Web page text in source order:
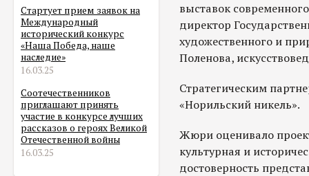
Стартует прием заявок на
Международный
исторический конкурс
«Наша Победа, наше
наследие»
16.03.25
Соотечественников
приглашают принять
участие в конкурсе лучших
рассказов о героях Великой
Отечественной войны
16.03.25
выставок
директор
художественного и
Поленова,
Стратегическим
«Норильский никель».
Жюри оценивало
культурная и
достоверность